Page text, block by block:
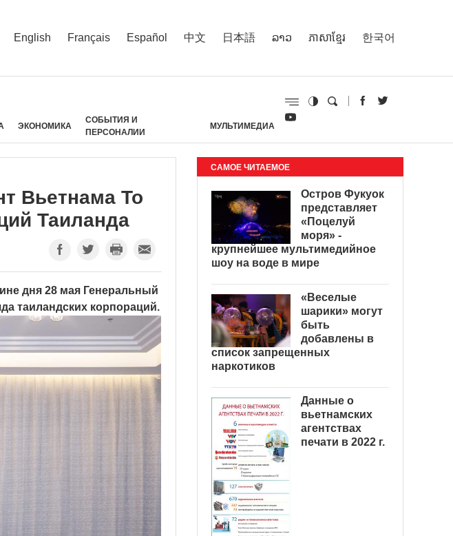
English Français Español 中文 日本語 ລາວ ភាសាខ្មែរ 한국어
ЭКОНОМИКА
СОБЫТИЯ И
ПЕРСОНАЛИИ
МУЛЬТИМЕДИА
Вьетнама То
Таиланда
дня 28 мая Генеральный
таиландских корпораций.
САМОЕ ЧИТАЕМОЕ
Остров Фукуок
представляет
«Поцелуй
моря» -
крупнейшее мультимедийное
шоу на воде в мире
«Веселые
шарики» могут
быть
добавлены в
список запрещенных
наркотиков
Данные о
вьетнамских
агентствах
печати в 2022 г.